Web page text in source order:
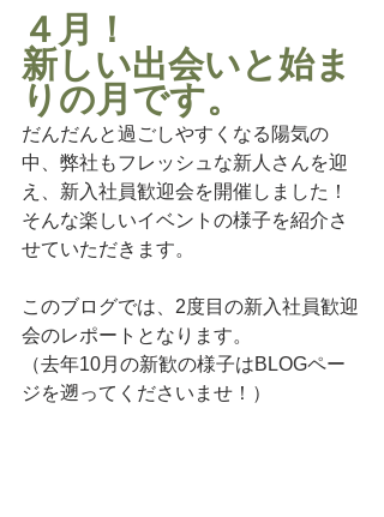
４月！
新しい出会いと始ま
りの月です。
だんだんと過ごしやすくなる陽気の
中、弊社もフレッシュな新人さんを迎
え、新入社員歓迎会を開催しました！
そんな楽しいイベントの様子を紹介さ
せていただきます。
このブログでは、2度目の新入社員歓迎
会のレポートとなります。
（去年10月の新歓の様子はBLOGペー
ジを遡ってくださいませ！）